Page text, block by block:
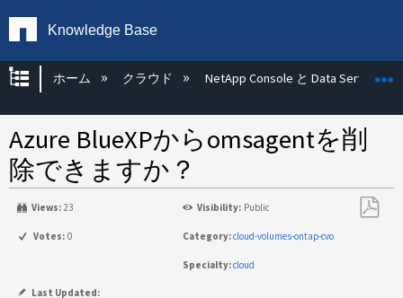
Knowledge Base
グローバル階層を展開/折りたたむ
ホーム クラウド NetApp Console と Data Services
Azure BlueXPからomsagentを削
除できますか？
Views: 23 Visibility: Public
Votes: 0 Category:cloud-volumes-ontap-cvo
Specialty:cloud
Last Updated: